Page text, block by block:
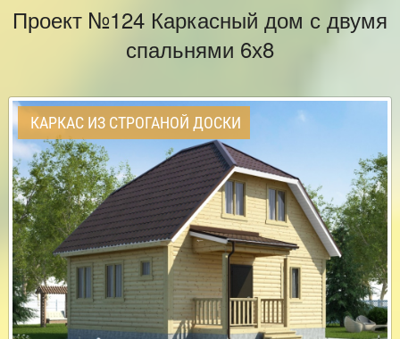
Проект №124 Каркасный дом с двумя
спальнями 6х8
КАРКАС ИЗ СТРОГАНОЙ ДОСКИ